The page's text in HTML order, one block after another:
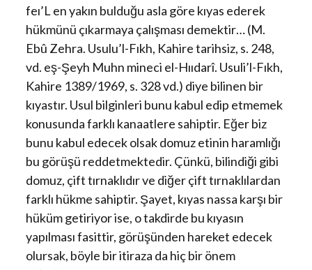
feı’L en yakın bulduğu asla göre kıyas ederek
hükmünü çıkarmaya çalışması demektir… (M.
Ebû Zehra. Usulu’l-Fıkh, Kahire tarihsiz, s. 248,
vd. eş-Şeyh Muhn mineci el-Hııdarî. Usuli’l-Fıkh,
Kahire 1389/1969, s. 328 vd.) diye bilinen bir
kıyastır. Usul bilginleri bunu kabul edip etmemek
konusunda farklı kanaatlere sahiptir. Eğer biz
bunu kabul edecek olsak domuz etinin haramlığı
bu görüşü reddetmektedir. Çünkü, bilindiği gibi
domuz, çift tırnaklıdır ve diğer çift tırnaklılardan
farklı hükme sahiptir. Şayet, kıyas nassa karşı bir
hüküm getiriyor ise, o takdirde bu kıyasın
yapılması fasittir, görüşünden hareket edecek
olursak, böyle bir itiraza da hiç bir önem